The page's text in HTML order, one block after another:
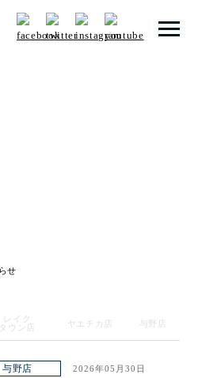
せ
お知らせ
クセス
レイク
タウン店
ヤエチカ店 与野店
与野店 2026年05月30日